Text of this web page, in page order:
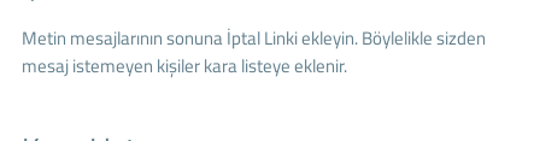
Metin mesajlarının sonuna İptal Linki ekleyin. Böylelikle sizden
mesaj istemeyen kişiler kara listeye eklenir.